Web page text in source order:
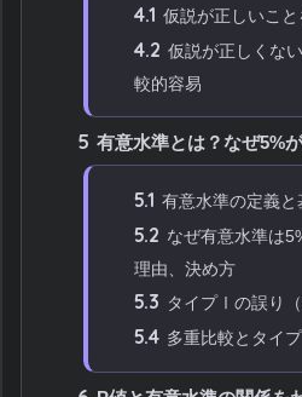
4.1 仮説が正しいこ
4.2 仮説が正しくな
較的容易
5 有意水準とは？なぜ5%
5.1 有意水準の定義と
5.2 なぜ有意水準は
理由、決め方
5.3 タイプⅠの誤り
5.4 多重比較とタイ